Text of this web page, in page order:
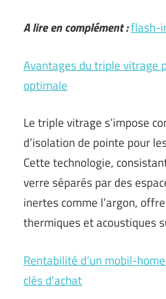
A lire en complément :flash-
Avantages du triple vitrage
optimale
Le triple vitrage s’impose
d’isolation de pointe pour
Cette technologie,
verre séparés par des
inertes comme l’argon,
thermiques et acoustiques
Rentabilité d’un mobil-
clés d’achat